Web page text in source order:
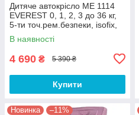
Дитяче автокрісло ME 1114
EVEREST 0, 1, 2, 3 до 36 кг,
5-ти точ.рем.безпеки, isofix,
сірий
В наявності
4 690 ₴ 5 390 ₴
Купити
Новинка –11%